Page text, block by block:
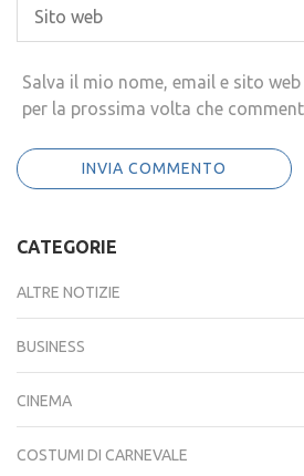
Salva il mio nome, email e sito
per la prossima volta che
CATEGORIE
ALTRE NOTIZIE
BUSINESS
CINEMA
COSTUMI DI CARNEVALE